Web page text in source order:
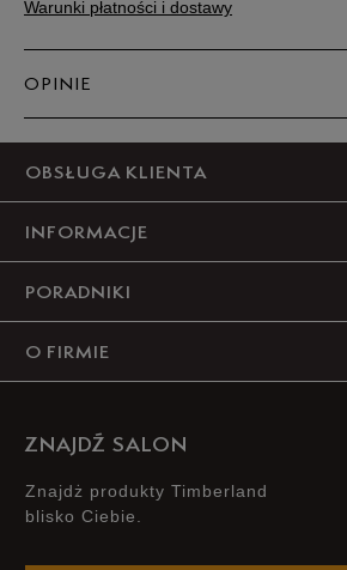
Warunki płatności i dostawy
OPINIE
OBSŁUGA KLIENTA
INFORMACJE
PORADNIKI
O FIRMIE
ZNAJDŹ SALON
Znajdż produkty Timberland
blisko Ciebie.